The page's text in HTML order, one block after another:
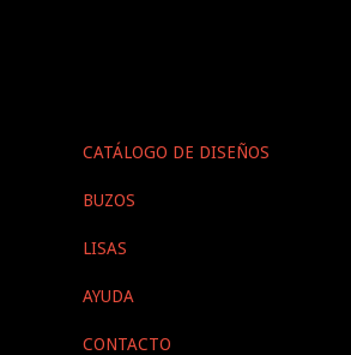
CATÁLOGO DE DISEÑOS
BUZOS
LISAS
AYUDA
CONTACTO